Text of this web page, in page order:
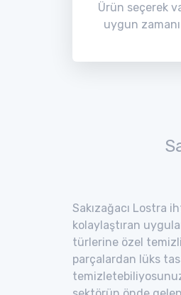
Ürün seçerek
uygun
Sakızağacı Lostra
kolaylaştıran
türlerine özel
parçalardan lüks